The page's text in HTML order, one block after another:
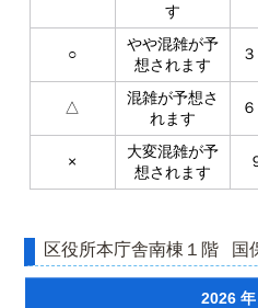
す
○
やや混雑が予
想されます
△
混雑が予想さ
れます
×
大変混雑が予
想されます
区役所本庁舎南棟１階 国
2026 年